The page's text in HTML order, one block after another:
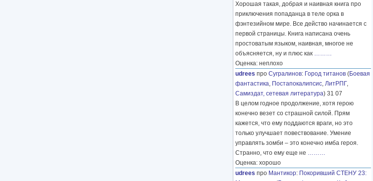
Хорошая такая, добрая и наивная книга про
приключения попаданца в теле орка в
фэнтезийном мире. Все действо начинается с
первой страницы. Книга написана очень
простоватым языком, наивная, многое не
объясняется, ну и плюс как ………
Оценка: неплохо
udrees про Сугралинов: Город титанов (Боевая
фантастика, Постапокалипсис, ЛитРПГ,
Самиздат, сетевая литература) 31 07
В целом годное продолжение, хотя герою
конечно везет со страшной силой. Прям
кажется, что ему поддаются враги, но это
только улучшает повествование. Умение
управлять зомби – это конечно имба героя.
Странно, что ему еще не ………
Оценка: хорошо
udrees про Мантикор: Покоривший СТЕНУ 23: